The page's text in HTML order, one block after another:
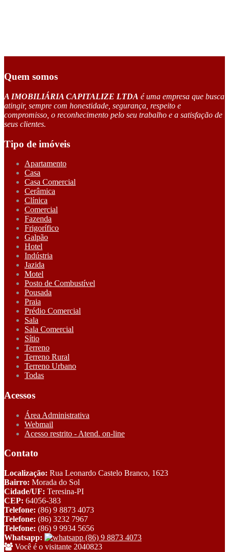
Quem somos
A IMOBILIÁRIA CAPITALIZE LTDA é uma empresa que busca
atingir, sempre com honestidade, segurança, respeito e
compromisso, o reconhecimento pelo seu trabalho e a satisfação de
seus clientes.
Tipo de imóveis
Apartamento
Casa
Casa Comercial
Cerâmica
Clínica
Comercial
Fazenda
Frigorífico
Galpão
Hotel
Indústria
Jazida
Motel
Posto de Combustível
Pousada
Praia
Prédio Comercial
Sala
Sala Comercial
Sítio
Terreno
Terreno Rural
Terreno Urbano
Todas
Acessos
Área Administrativa
Webmail
Acesso restrito - Atend. on-line
Contato
Localização: Rua Leonardo Castelo Branco, 1623
Bairro: Morada do Sol
Cidade/UF: Teresina-PI
CEP: 64056-383
Telefone: (86) 9 8873 4073
Telefone: (86) 3232 7967
Telefone: (86) 9 9934 5656
Whatsapp:
(86) 9 8873 4073
Você é o visitante 2040823